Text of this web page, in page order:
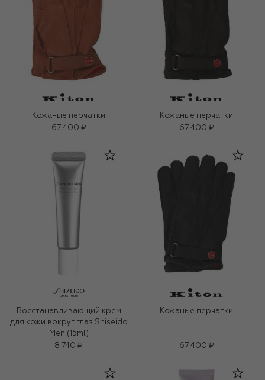
Кожаные перчатки
67 400 ₽
Кожаные перчатки
67 400 ₽
Восстанавливающий крем
для кожи вокруг глаз Shiseido
Men (15ml)
8 740 ₽
Кожаные перчатки
67 400 ₽